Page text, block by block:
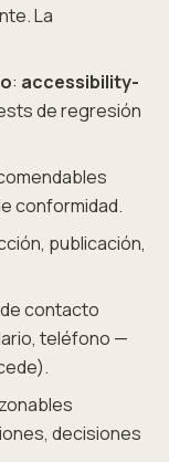
La
: accessibility-
de regresión
conformidad.
publicación,
contacto
teléfono —
decisiones